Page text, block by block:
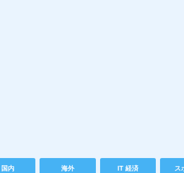
国内 海外 IT 経済 ス